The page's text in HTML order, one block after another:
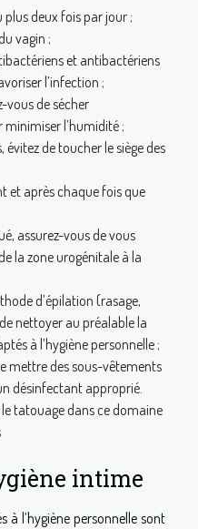
deux fois par jour ;
vagin ;
et antibactériens
l’infection ;
vous de sécher
l’humidité ;
de toucher le siège des
et après chaque fois que
assurez-vous de vous
la zone urogénitale à la
d’épilation (rasage,
nettoyer au préalable la
à l’hygiène personnelle ;
mettre des sous-vêtements
désinfectant approprié.
tatouage dans ce domaine
intime
à l’hygiène personnelle sont